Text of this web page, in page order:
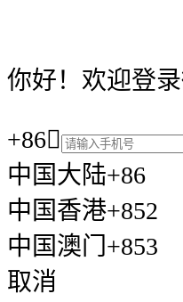
你好！欢迎登
+86
中国大陆+86
中国香港+852
中国澳门+853
取消